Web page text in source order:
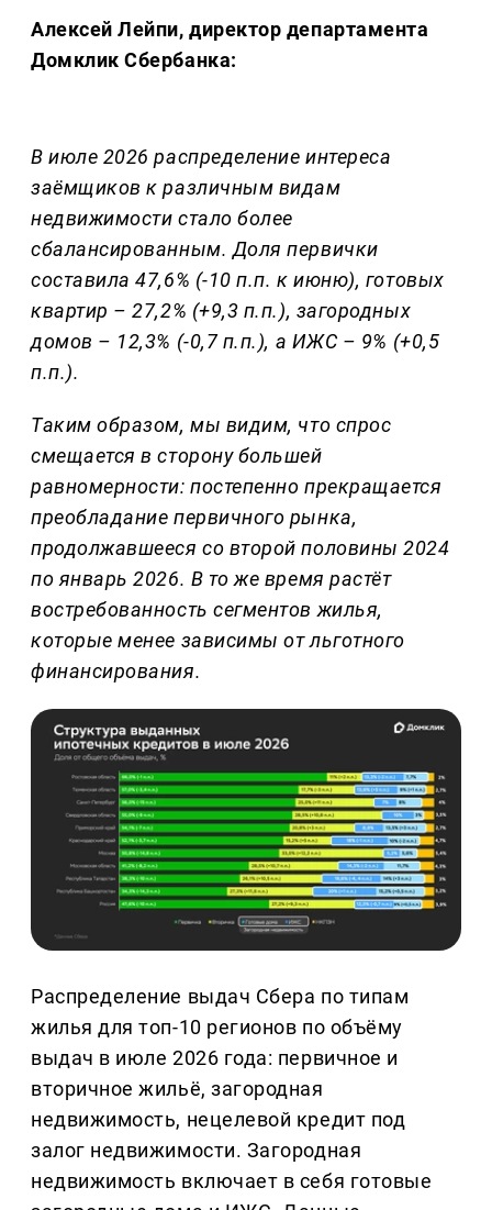
Алексей Лейпи, директор департамента
Домклик Сбербанка:
В июле 2026 распределение интереса
заёмщиков к различным видам
недвижимости стало более
сбалансированным. Доля первички
составила 47,6% (-10 п.п. к июню), готовых
квартир – 27,2% (+9,3 п.п.), загородных
домов – 12,3% (-0,7 п.п.), а ИЖС – 9% (+0,5
п.п.).
Таким образом, мы видим, что спрос
смещается в сторону большей
равномерности: постепенно прекращается
преобладание первичного рынка,
продолжавшееся со второй половины 2024
по январь 2026. В то же время растёт
востребованность сегментов жилья,
которые менее зависимы от льготного
финансирования.
Распределение выдач Сбера по типам
жилья для топ-10 регионов по объёму
выдач в июле 2026 года: первичное и
вторичное жильё, загородная
недвижимость, нецелевой кредит под
залог недвижимости. Загородная
недвижимость включает в себя готовые